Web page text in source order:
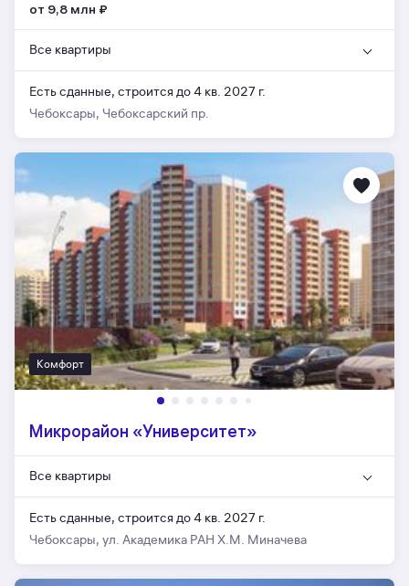
от 9,8 млн ₽
Все квартиры
Есть сданные, строится до 4 кв. 2027 г.
Чебоксары, Чебоксарский пр.
Комфорт
Микрорайон «Университет»
Все квартиры
Есть сданные, строится до 4 кв. 2027 г.
Чебоксары, ул. Академика РАН Х.М. Миначева